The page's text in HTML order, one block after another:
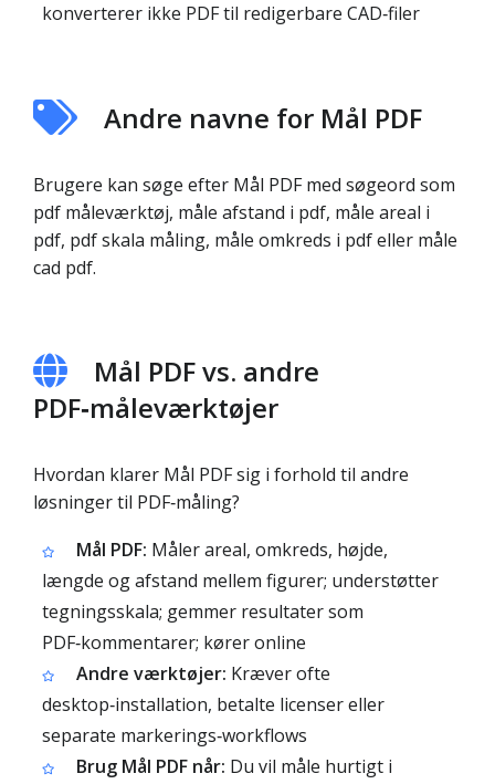
konverterer ikke PDF til redigerbare CAD‑filer
Andre navne for Mål PDF
Brugere kan søge efter Mål PDF med søgeord som
pdf måleværktøj, måle afstand i pdf, måle areal i
pdf, pdf skala måling, måle omkreds i pdf eller måle
cad pdf.
Mål PDF vs. andre
PDF‑måleværktøjer
Hvordan klarer Mål PDF sig i forhold til andre
løsninger til PDF‑måling?
Mål PDF: Måler areal, omkreds, højde,
længde og afstand mellem figurer; understøtter
tegningsskala; gemmer resultater som
PDF‑kommentarer; kører online
Andre værktøjer: Kræver ofte
desktop‑installation, betalte licenser eller
separate markerings‑workflows
Brug Mål PDF når: Du vil måle hurtigt i